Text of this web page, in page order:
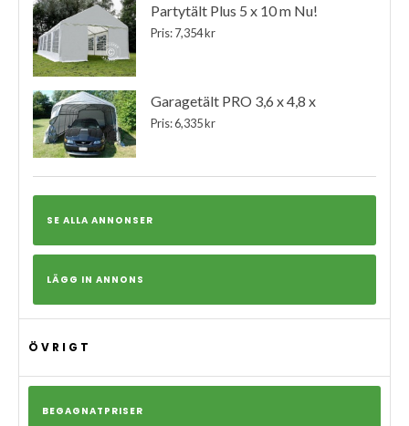
Partytält Plus 5 x 10 m Nu!
Pris: 7,354 kr
Garagetält PRO 3,6 x 4,8 x
Pris: 6,335 kr
SE ALLA ANNONSER
LÄGG IN ANNONS
ÖVRIGT
BEGAGNATPRISER